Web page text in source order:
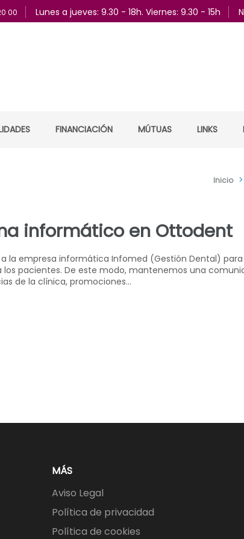
00 Lunes a jueves: 9.30 - 18h. Viernes: 9.30 - 15h
FINANCIACIÓN MÚTUAS LINKS
Inicio >
informático en Ottodent
la empresa informática Infomed (Gestión Dental) para
los pacientes. De este modo, mantenemos una
de la clínica, promociones…
MÁS
Aviso Legal
Política de privacidad
Política de cookies